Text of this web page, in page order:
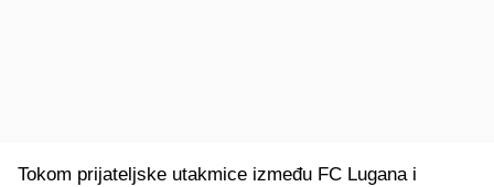
Tokom prijateljske utakmice između FC Lugana i